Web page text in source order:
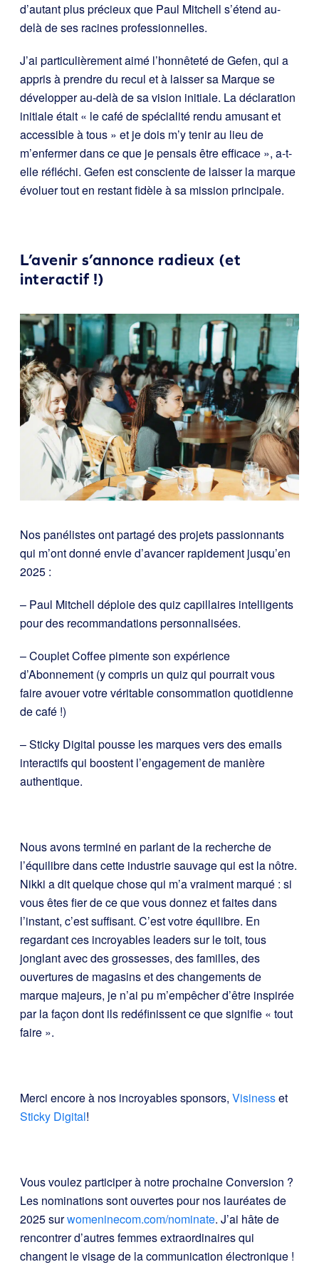
d’autant plus précieux que Paul Mitchell s’étend au-
delà de ses racines professionnelles.
J’ai particulièrement aimé l’honnêteté de Gefen, qui a
appris à prendre du recul et à laisser sa Marque se
développer au-delà de sa vision initiale. La déclaration
initiale était « le café de spécialité rendu amusant et
accessible à tous » et je dois m’y tenir au lieu de
m’enfermer dans ce que je pensais être efficace », a-t-
elle réfléchi. Gefen est consciente de laisser la marque
évoluer tout en restant fidèle à sa mission principale.
L’avenir s’annonce radieux (et
interactif !)
Nos panélistes ont partagé des projets passionnants
qui m’ont donné envie d’avancer rapidement jusqu’en
2025 :
– Paul Mitchell déploie des quiz capillaires intelligents
pour des recommandations personnalisées.
– Couplet Coffee pimente son expérience
d’Abonnement (y compris un quiz qui pourrait vous
faire avouer votre véritable consommation quotidienne
de café !)
– Sticky Digital pousse les marques vers des emails
interactifs qui boostent l’engagement de manière
authentique.
Nous avons terminé en parlant de la recherche de
l’équilibre dans cette industrie sauvage qui est la nôtre.
Nikki a dit quelque chose qui m’a vraiment marqué : si
vous êtes fier de ce que vous donnez et faites dans
l’instant, c’est suffisant. C’est votre équilibre. En
regardant ces incroyables leaders sur le toit, tous
jonglant avec des grossesses, des familles, des
ouvertures de magasins et des changements de
marque majeurs, je n’ai pu m’empêcher d’être inspirée
par la façon dont ils redéfinissent ce que signifie « tout
faire ».
Merci encore à nos incroyables sponsors, Visinesset
Sticky Digital!
Vous voulez participer à notre prochaine Conversion ?
Les nominations sont ouvertes pour nos lauréates de
2025 surwomeninecom.com/nominate. J’ai hâte de
rencontrer d’autres femmes extraordinaires qui
changent le visage de la communication électronique !